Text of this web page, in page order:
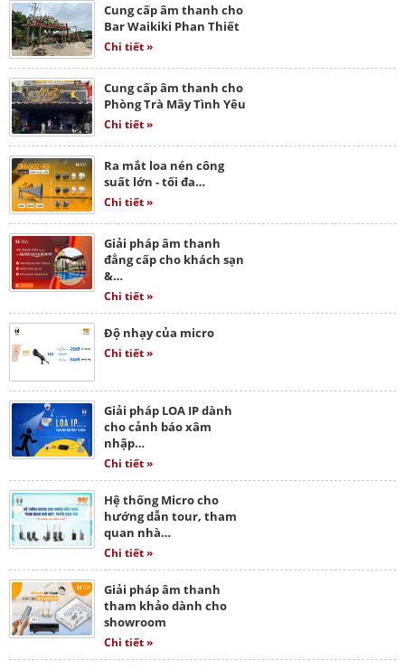
Cung cấp âm thanh cho
Bar Waikiki Phan Thiết
Chi tiết »
Cung cấp âm thanh cho
Phòng Trà Mây Tình Yêu
Chi tiết »
Ra mắt loa nén công
suất lớn - tối đa…
Chi tiết »
Giải pháp âm thanh
đẳng cấp cho khách sạn
&…
Chi tiết »
Độ nhạy của micro
Chi tiết »
Giải pháp LOA IP dành
cho cảnh báo xâm
nhập…
Chi tiết »
Hệ thống Micro cho
hướng dẫn tour, tham
quan nhà…
Chi tiết »
Giải pháp âm thanh
tham khảo dành cho
showroom
Chi tiết »